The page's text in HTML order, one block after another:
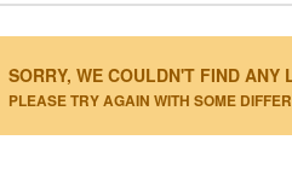
SORRY, WE COULDN'T FIND ANY
PLEASE TRY AGAIN WITH SOME